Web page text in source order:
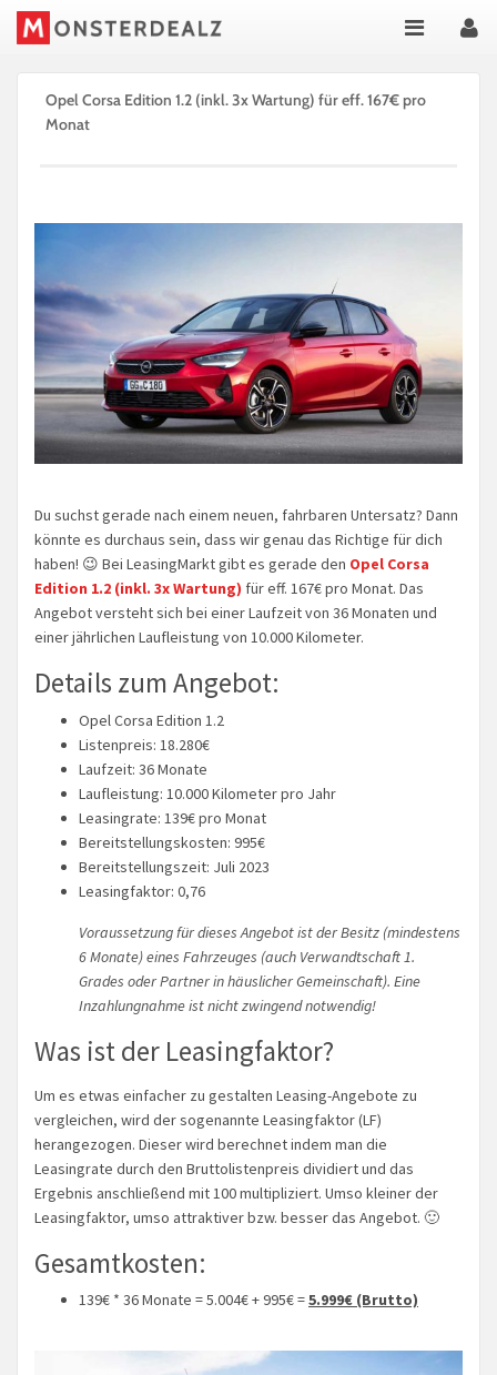
Opel Corsa Edition 1.2 (inkl. 3x Wartung) für eff. 167€ pro
Monat
Du suchst gerade nach einem neuen, fahrbaren Untersatz? Dann
könnte es durchaus sein, dass wir genau das Richtige für dich
haben! 😉 Bei LeasingMarkt gibt es gerade den Opel Corsa
Edition 1.2 (inkl. 3x Wartung) für eff. 167€ pro Monat. Das
Angebot versteht sich bei einer Laufzeit von 36 Monaten und
einer jährlichen Laufleistung von 10.000 Kilometer.
Details zum Angebot:
Opel Corsa Edition 1.2
Listenpreis: 18.280€
Laufzeit: 36 Monate
Laufleistung: 10.000 Kilometer pro Jahr
Leasingrate: 139€ pro Monat
Bereitstellungskosten: 995€
Bereitstellungszeit: Juli 2023
Leasingfaktor: 0,76
Voraussetzung für dieses Angebot ist der Besitz (mindestens
6 Monate) eines Fahrzeuges (auch Verwandtschaft 1.
Grades oder Partner in häuslicher Gemeinschaft). Eine
Inzahlungnahme ist nicht zwingend notwendig!
Was ist der Leasingfaktor?
Um es etwas einfacher zu gestalten Leasing-Angebote zu
vergleichen, wird der sogenannte Leasingfaktor (LF)
herangezogen. Dieser wird berechnet indem man die
Leasingrate durch den Bruttolistenpreis dividiert und das
Ergebnis anschließend mit 100 multipliziert. Umso kleiner der
Leasingfaktor, umso attraktiver bzw. besser das Angebot. 🙂
Gesamtkosten:
139€ * 36 Monate = 5.004€ + 995€ =5.999€ (Brutto)